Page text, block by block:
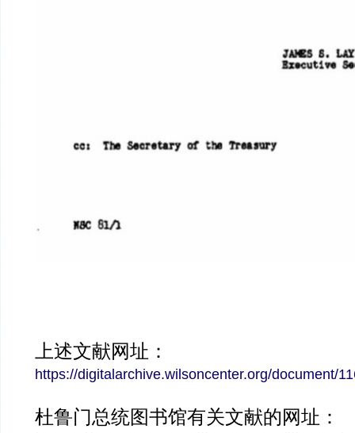
上述文献网址：
https://digitalarchive.wilsoncenter.org/document/
杜鲁门总统图书馆有关文献的网址：